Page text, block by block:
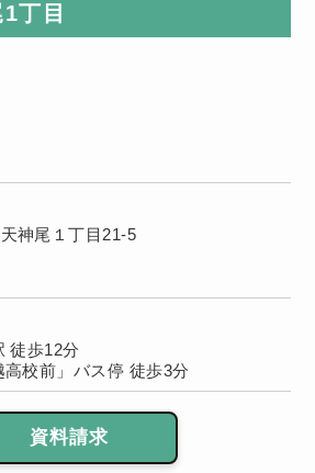
丁目
神尾１丁目21-5
徒歩12分
校前」バス停 徒歩3分
資料請求